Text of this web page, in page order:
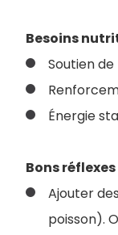
Besoins
Soutien
Énergie
Bons réflexes
Ajouter
poisson).